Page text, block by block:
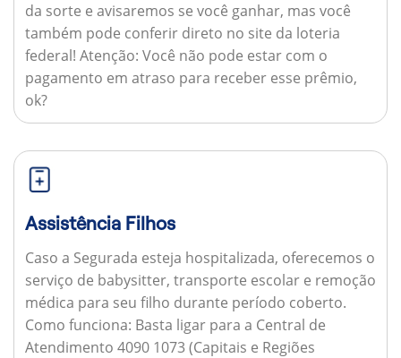
da sorte e avisaremos se você ganhar, mas você
também pode conferir direto no site da loteria
federal! Atenção: Você não pode estar com o
pagamento em atraso para receber esse prêmio,
ok?
Assistência Filhos
Caso a Segurada esteja hospitalizada, oferecemos o
serviço de babysitter, transporte escolar e remoção
médica para seu filho durante período coberto.
Como funciona: Basta ligar para a Central de
Atendimento 4090 1073 (Capitais e Regiões